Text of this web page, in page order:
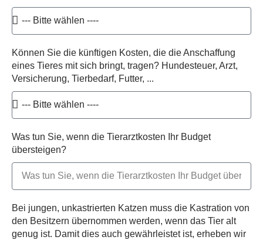
Können Sie die künftigen Kosten, die die Anschaffung
eines Tieres mit sich bringt, tragen? Hundesteuer, Arzt,
Versicherung, Tierbedarf, Futter, ...
Was tun Sie, wenn die Tierarztkosten Ihr Budget
übersteigen?
Bei jungen, unkastrierten Katzen muss die Kastration von
den Besitzern übernommen werden, wenn das Tier alt
genug ist. Damit dies auch gewährleistet ist, erheben wir